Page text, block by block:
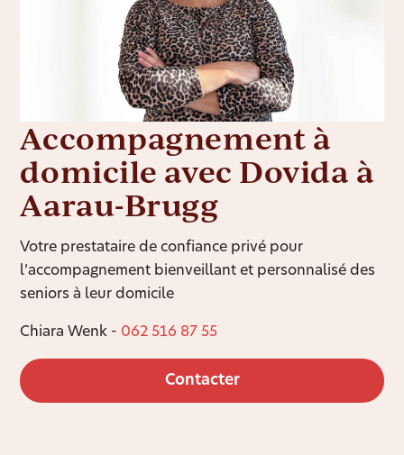
Accompagnement à
domicile avec Dovida à
Aarau-Brugg
Votre prestataire de confiance privé pour
l’accompagnement bienveillant et personnalisé des
seniors à leur domicile
Chiara Wenk - 062 516 87 55
Contacter